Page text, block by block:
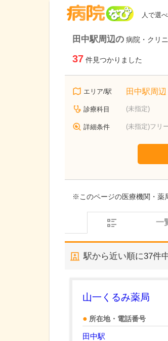
人で選
田中駅周辺の 病院・クリ
37 件見つかりました
エリア/駅 田中駅周辺
診療科目 (未指定)
詳細条件 (未指定)フリ
※このページの医療機関・薬
一
駅から近い順に37件
山一くるみ薬局
所在地・電話番号
田中駅